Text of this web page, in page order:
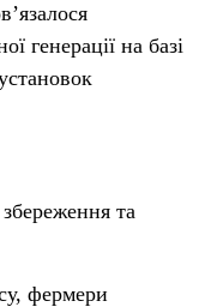
генерації на базі
та
фермери